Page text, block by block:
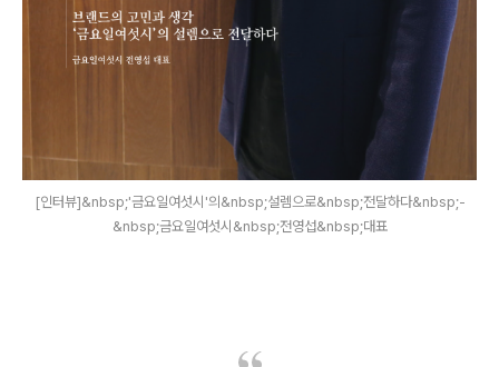
[인터뷰]&nbsp;'금요일여섯시'의&nbsp;설렘으로&nbsp;전달하다&nbsp;-
&nbsp;금요일여섯시&nbsp;전영섭&nbsp;대표